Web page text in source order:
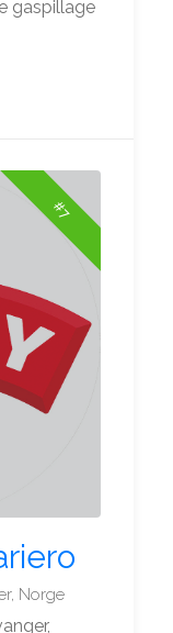
gaspillage
#7
Norge